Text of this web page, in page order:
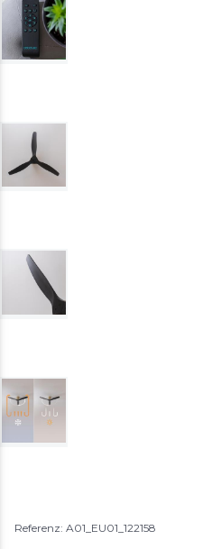
Referenz: A01_EU01_122158